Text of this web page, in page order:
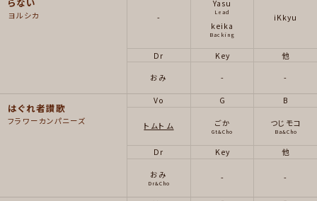
ヨルシカ -
Yasu
Lead
keika
Backing
iKkyu
Dr
おみ
Key
-
他
-
はぐれ者讃歌
フラワーカンパニーズ
Vo
トムトム
G
ごか
Gt&Cho
B
つじモコ
Ba&Cho
Dr
おみ
Dr&Cho
Key
-
他
-